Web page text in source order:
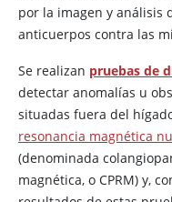
por la imagen y análisis
anticuerpos contra las
Se realizan pruebas de
detectar anomalías u
situadas fuera del
resonancia magnética
(denominada
magnética, o CPRM) y,